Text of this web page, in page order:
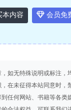
本内容 会员免
如无特殊说明或标注，
在未征得本站同意时，
任何网站、书籍等各类